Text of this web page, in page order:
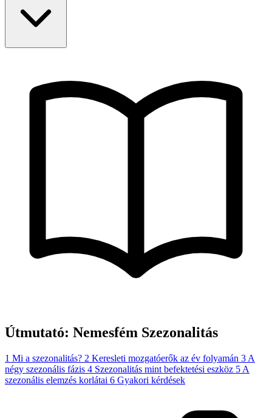
Útmutató: Nemesfém Szezonalitás
1 Mi a szezonalitás? 2 Keresleti mozgatóerők az év folyamán 3 A
négy szezonális fázis 4 Szezonalitás mint befektetési eszköz 5 A
szezonális elemzés korlátai 6 Gyakori kérdések